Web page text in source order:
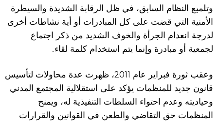
وتلمبع النظام السابق، في ظل الرقابة الشديدة والسيطرة
الأمنية التي قضت على كل المبادرات أو أية نشاطات أخرى
لدرجة انعدام الجرأة والخوف الشديد من ذكر اجتماع
لجمعية أو مبادرة وإنما يتم استخدام كلمة لقاء.
وعقب ثورة فبراير عام 2011، ظهرت عدة محاولات لتأسيس
قانون جديد للمنظمات يؤكد على استقلالية المجتمع المدني
وحياديته وعدم احتواء السلطات التنفيذية له، ويمنح
المنظمات حق التقاضي والطعن في القوانين والقرارات